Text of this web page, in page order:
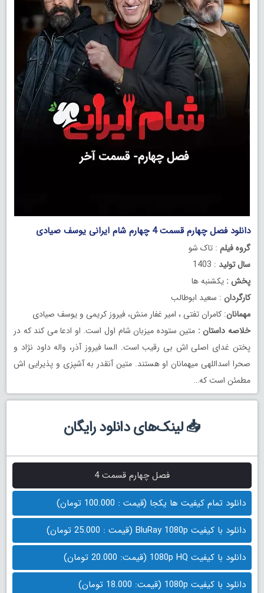
دانلود فصل چهارم قسمت 4 چهارم شام ایرانی یوسف صیادی
گروه فیلم : تاک شو
سال تولید : 1403
پخش : یکشنبه ها
کارگردان : سعید ابوطالب
مهمانان: کامران تفتی ، امیر غفار منش، فیروز کریمی و یوسف صیادی
خلاصه داستان : متین ستوده میزبان شام اول است. او ادعا می کند که در
پختن غدای اصلی اش بی رقیب است. السا فیروز آذر، واله داود نژاد و
صحرا اسداللهی میهمانان او هستند. متین آنقدر به آشپزی و پذیرایی اش
مطمئن است که…
📥 لینک‌های دانلود رایگان
فصل چهارم قسمت 4
دانلود تمام کیفیت ها یکجا (قیمت : 100.000 تومان)
دانلود با کیفیت BluRay 1080p (قیمت : 25.000 تومان)
دانلود با کیفیت 1080p HQ (قیمت: 20.000 تومان)
دانلود با کیفیت 1080p (قیمت: 18.000 تومان)